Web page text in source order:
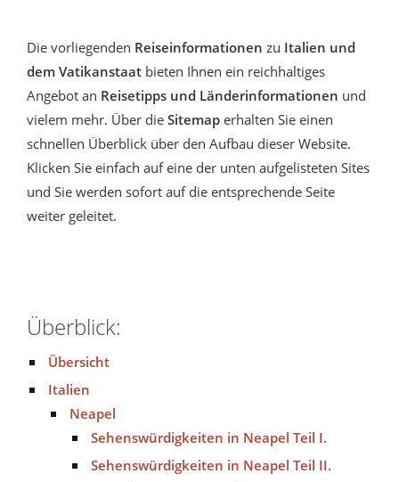
Die vorliegenden Reiseinformationen zu Italien und
dem Vatikanstaat bieten Ihnen ein reichhaltiges
Angebot an Reisetipps und Länderinformationen und
vielem mehr. Über die Sitemap erhalten Sie einen
schnellen Überblick über den Aufbau dieser Website.
Klicken Sie einfach auf eine der unten aufgelisteten Sites
und Sie werden sofort auf die entsprechende Seite
weiter geleitet.
Überblick:
Übersicht
Italien
Neapel
Sehenswürdigkeiten in Neapel Teil I.
Sehenswürdigkeiten in Neapel Teil II.